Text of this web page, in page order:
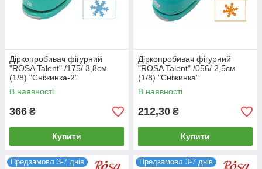
Діркопробивач фігурний
"ROSA Talent" /175/ 3,8см
(1/8) "Сніжинка-2"
В наявності
366 ₴
Купити
Діркопробивач фігурний
"ROSA Talent" /056/ 2,5см
(1/8) "Сніжинка"
В наявності
212,30 ₴
Купити
Предзамовл 3-7 днів Предзамовл 3-7 днів